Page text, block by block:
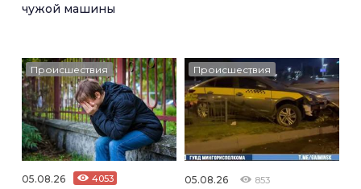
чужой машины
Происшествия
05.08.26 4053
Происшествия
05.08.26 853